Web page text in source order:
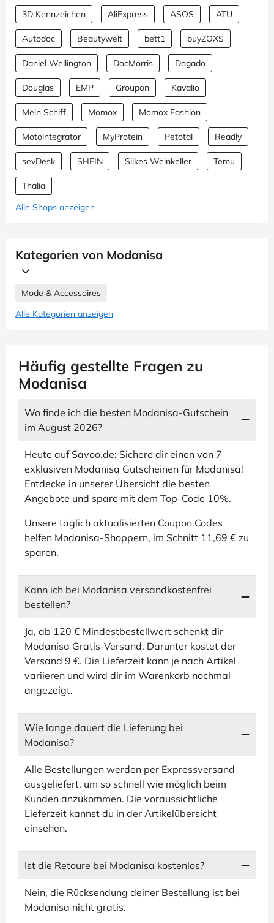
3D Kennzeichen AliExpress ASOS ATU
Autodoc Beautywelt bett1 buyZOXS
Daniel Wellington DocMorris Dogado
Douglas EMP Groupon Kavalio
Mein Schiff Momox Momox Fashion
Motointegrator MyProtein Petotal Readly
sevDesk SHEIN Silkes Weinkeller Temu
Thalia
Alle Shops anzeigen
Kategorien von Modanisa
Mode & Accessoires
Alle Kategorien anzeigen
Häufig gestellte Fragen zu
Modanisa
Wo finde ich die besten Modanisa-Gutschein
im August 2026?
Heute auf Savoo.de: Sichere dir einen von 7
exklusiven Modanisa Gutscheinen für Modanisa!
Entdecke in unserer Übersicht die besten
Angebote und spare mit dem Top-Code 10%.
Unsere täglich aktualisierten Coupon Codes
helfen Modanisa-Shoppern, im Schnitt 11,69 € zu
sparen.
Kann ich bei Modanisa versandkostenfrei
bestellen?
Ja, ab 120 € Mindestbestellwert schenkt dir
Modanisa Gratis-Versand. Darunter kostet der
Versand 9 €. Die Lieferzeit kann je nach Artikel
variieren und wird dir im Warenkorb nochmal
angezeigt.
Wie lange dauert die Lieferung bei
Modanisa?
Alle Bestellungen werden per Expressversand
ausgeliefert, um so schnell wie möglich beim
Kunden anzukommen. Die voraussichtliche
Lieferzeit kannst du in der Artikelübersicht
einsehen.
Ist die Retoure bei Modanisa kostenlos?
Nein, die Rücksendung deiner Bestellung ist bei
Modanisa nicht gratis.